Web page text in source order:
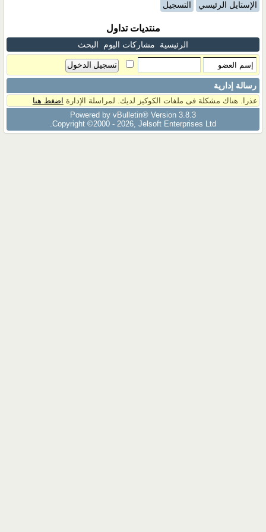
الإستايل الرئيسي التسجيل
منتديات تداول
الرئيسية مشاركات اليوم البحث
رسالة إدارية
عذرا. هناك مشكلة فى ملفات الكوكيز لديك. لمراسلة الإدارة اضغط هنا
Powered by vBulletin® Version 3.8.3
Copyright ©2000 - 2026, Jelsoft Enterprises Ltd.